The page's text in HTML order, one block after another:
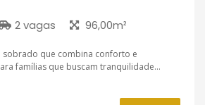
2 vagas 96,00m²
sobrado que combina conforto e
famílias que buscam tranquilidade...